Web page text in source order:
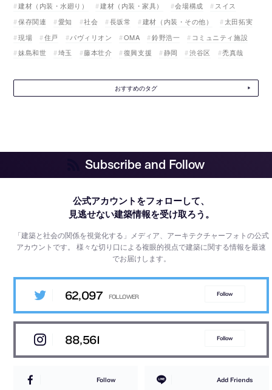
建材（内装・水廻り）
建材（内装・家具） 会場構成
スイス
保存関連
愛知 社会 長坂常 建材（内装・その他）
太田拓実
現場
住戸 パヴィリオン OMA 鈴野浩一
コミュニティ施設
妹島和世
埼玉 藤本壮介 復興支援 静岡 渋谷区 禿真哉
おすすめのタグ
Subscribe and Follow
公式アカウントをフォローして、
見逃せない建築情報を受け取ろう。
「建築と社会の関係を視覚化する」メディア、アーキテクチャーフォトの公式
アカウントです。様々な切り口による複眼的視点で建築に関する情報を最速
でお届けします。
62,097 Follow
88,561 Follow
Follow Add Friends